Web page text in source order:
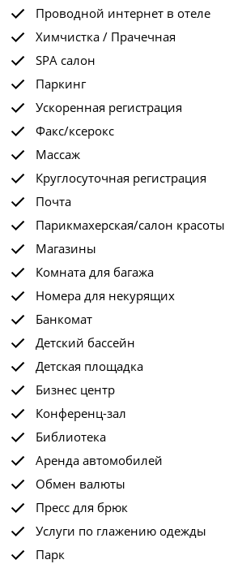
Проводной интернет в отеле
Химчистка / Прачечная
SPA салон
Паркинг
Ускоренная регистрация
Факс/ксерокс
Массаж
Круглосуточная регистрация
Почта
Парикмахерская/салон красоты
Магазины
Комната для багажа
Номера для некурящих
Банкомат
Детский бассейн
Детская площадка
Бизнес центр
Конференц-зал
Библиотека
Аренда автомобилей
Обмен валюты
Пресс для брюк
Услуги по глажению одежды
Парк